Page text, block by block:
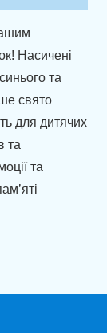
Насичені
та
свято
для дитячих
та
та